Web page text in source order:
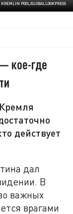
POOL/GLOBALLOOKPRESS
кое-где
действует
дал
В
важных
врагами